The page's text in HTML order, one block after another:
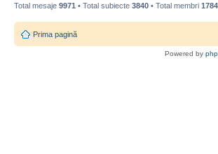
Total mesaje 9971 • Total subiecte 3840 • Total membri
Prima pagină
Powered by